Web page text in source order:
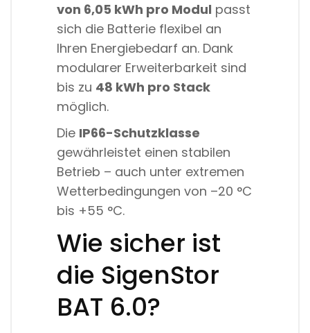
von 6,05 kWh pro Modul passt
sich die Batterie flexibel an
Ihren Energiebedarf an. Dank
modularer Erweiterbarkeit sind
bis zu 48 kWh pro Stack
möglich.
Die IP66-Schutzklasse
gewährleistet einen stabilen
Betrieb – auch unter extremen
Wetterbedingungen von –20 °C
bis +55 °C.
Wie sicher ist
die SigenStor
BAT 6.0?